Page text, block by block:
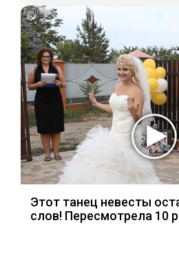
Этот танец невесты
слов! Пересмотрела 10